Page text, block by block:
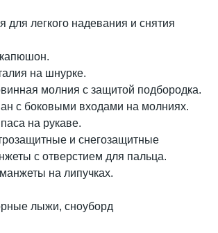
для легкого надевания и снятия
на шнурке.
молния с защитой подбородка.
с боковыми входами на молниях.
на рукаве.
и снегозащитные
с отверстием для пальца.
на липучках.
лыжи, сноуборд